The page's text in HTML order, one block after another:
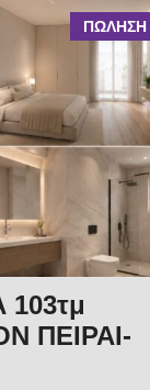
ΠΩΛΗΣΗ
ΠΕΙΡΑΙ-